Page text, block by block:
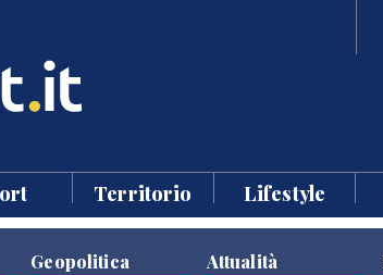
Territorio Lifestyle
Geopolitica Attualità